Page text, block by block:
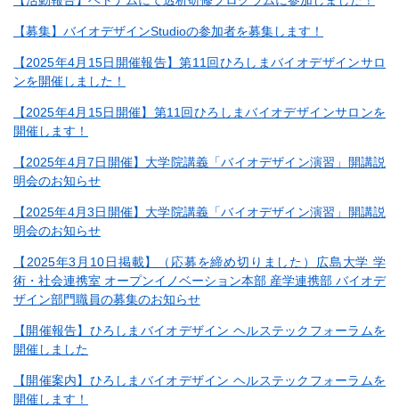
【募集】バイオデザインStudioの参加者を募集します！
【2025年4月15日開催報告】第11回ひろしまバイオデザインサロ
ンを開催しました！
【2025年4月15日開催】第11回ひろしまバイオデザインサロンを
開催します！
【2025年4月7日開催】大学院講義「バイオデザイン演習」開講説
明会のお知らせ
【2025年4月3日開催】大学院講義「バイオデザイン演習」開講説
明会のお知らせ
【2025年3月10日掲載】（応募を締め切りました）広島大学 学
術・社会連携室 オープンイノベーション本部 産学連携部 バイオデ
ザイン部門職員の募集のお知らせ
【開催報告】ひろしまバイオデザイン ヘルステックフォーラムを
開催しました
【開催案内】ひろしまバイオデザイン ヘルステックフォーラムを
開催します！